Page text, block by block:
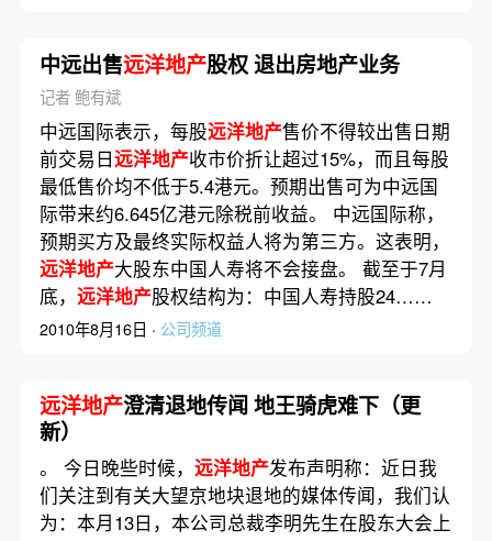
中远出售远洋地产股权 退出房地产业务
记者 鲍有斌
中远国际表示，每股远洋地产售价不得较出售日期
前交易日远洋地产收市价折让超过15%，而且每股
最低售价均不低于5.4港元。预期出售可为中远国
际带来约6.645亿港元除税前收益。 中远国际称，
预期买方及最终实际权益人将为第三方。这表明，
远洋地产大股东中国人寿将不会接盘。 截至于7月
底， 远洋地产股权结构为：中国人寿持股24……
2010年8月16日 · 公司频道
远洋地产澄清退地传闻 地王骑虎难下（更
新）
。 今日晚些时候， 远洋地产发布声明称：近日我
们关注到有关大望京地块退地的媒体传闻，我们认
为：本月13日，本公司总裁李明先生在股东大会上